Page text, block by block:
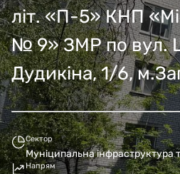
літ. «П-5» КНП
№ 9» ЗМР по вул.
Дудикіна, 1/6,
Сектор
Муніципальна інфраструктура
Напрям